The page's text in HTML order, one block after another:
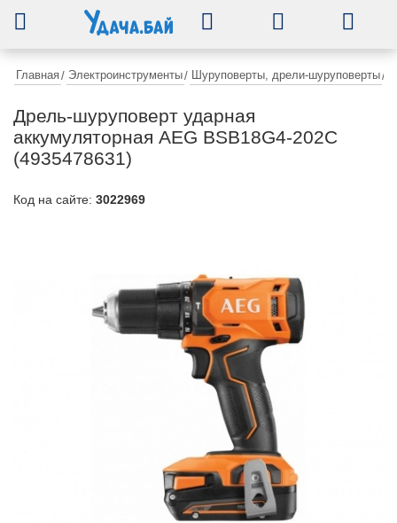
Главная/ Электроинструменты/ Шуруповерты, дрели-шуруповерты/
Дрель-шуруповерт ударная
аккумуляторная AEG BSB18G4-202C
(4935478631)
Код на сайте: 3022969